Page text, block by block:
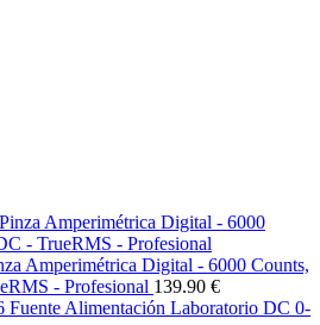
Amperimétrica Digital - 6000 Counts,
- Profesional 139.90 €